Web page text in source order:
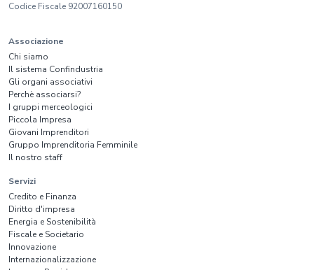
Codice Fiscale 92007160150
Associazione
Chi siamo
Il sistema Confindustria
Gli organi associativi
Perchè associarsi?
I gruppi merceologici
Piccola Impresa
Giovani Imprenditori
Gruppo Imprenditoria Femminile
Il nostro staff
Servizi
Credito e Finanza
Diritto d'impresa
Energia e Sostenibilità
Fiscale e Societario
Innovazione
Internazionalizzazione